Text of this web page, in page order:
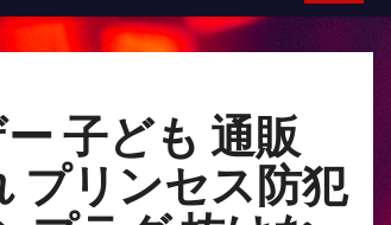
子ども 通販
プリンセス防犯